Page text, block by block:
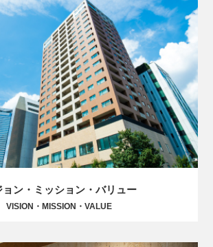
ョン・ミッション・バリュー
VISION・MISSION・VALUE